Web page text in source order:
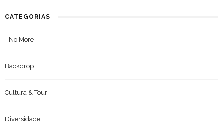
CATEGORIAS
+ No More
Backdrop
Cultura & Tour
Diversidade